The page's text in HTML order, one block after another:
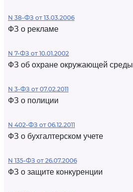
N 38-ФЗ от 13.03.2006
ФЗ о рекламе
N 7-ФЗ от 10.01.2002
ФЗ об охране окружающей среды
N 3-ФЗ от 07.02.2011
ФЗ о полиции
N 402-ФЗ от 06.12.2011
ФЗ о бухгалтерском учете
N 135-ФЗ от 26.07.2006
ФЗ о защите конкуренции